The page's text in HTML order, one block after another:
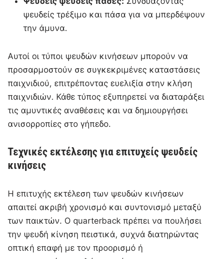
ψευδείς τρέξιμο και πάσα για να μπερδέψουν
την άμυνα.
Αυτοί οι τύποι ψευδών κινήσεων μπορούν να
προσαρμοστούν σε συγκεκριμένες καταστάσεις
παιχνιδιού, επιτρέποντας ευελιξία στην κλήση
παιχνιδιών. Κάθε τύπος εξυπηρετεί να διαταράξει
τις αμυντικές αναθέσεις και να δημιουργήσει
ανισορροπίες στο γήπεδο.
Τεχνικές εκτέλεσης για επιτυχείς ψευδείς
κινήσεις
Η επιτυχής εκτέλεση των ψευδών κινήσεων
απαιτεί ακριβή χρονισμό και συντονισμό μεταξύ
των παικτών. Ο quarterback πρέπει να πουλήσει
την ψευδή κίνηση πειστικά, συχνά διατηρώντας
οπτική επαφή με τον προορισμό ή